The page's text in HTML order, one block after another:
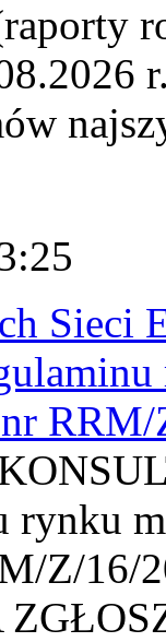
Sieci
rynku
Z/16/